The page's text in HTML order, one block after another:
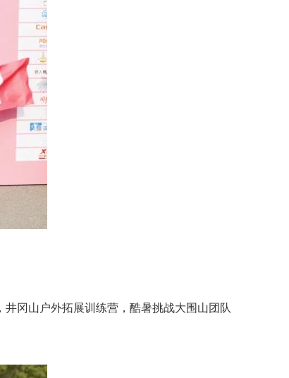
冈山户外拓展训练营，酷暑挑战大围山团队